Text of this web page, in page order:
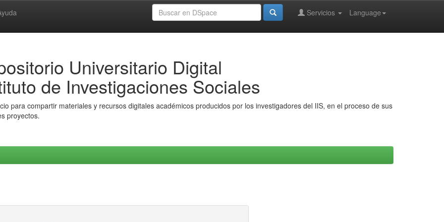
Language
Servicios
Universitario Digital
de Investigaciones Sociales
para compartir materiales y recursos digitales académicos producidos por los investigadores del IIS, en el proceso de sus
proyectos.